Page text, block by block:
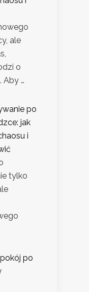
ale
o
Aby …
po
jak
i
tylko
po